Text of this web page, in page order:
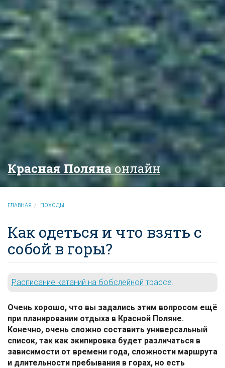
Красная Полянаонлайн
ГЛАВНАЯ ПОХОДЫ
Как одеться и что взять с
собой в горы?
Расписание катаний на бобслейной трассе.
Очень хорошо, что вы задались этим вопросом ещё
при планировании отдыха в Красной Поляне.
Конечно, очень сложно составить универсальный
список, так как экипировка будет различаться в
зависимости от времени года, сложности маршрута
и длительности пребывания в горах, но есть